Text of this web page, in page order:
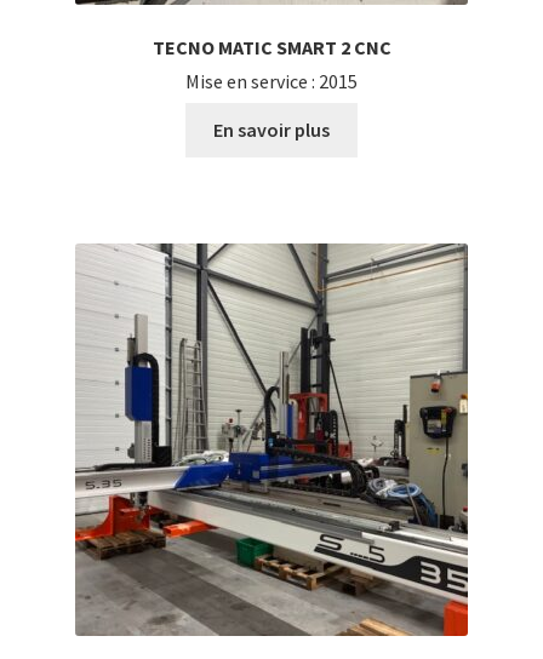
TECNO MATIC SMART 2 CNC
Mise en service : 2015
En savoir plus